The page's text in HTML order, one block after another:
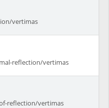
vertimas
reflection/vertimas
reflection/vertimas